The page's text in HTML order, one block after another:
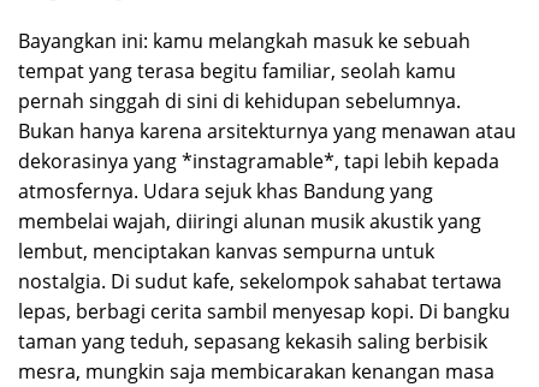
Bayangkan ini: kamu melangkah masuk ke sebuah
tempat yang terasa begitu familiar, seolah kamu
pernah singgah di sini di kehidupan sebelumnya.
Bukan hanya karena arsitekturnya yang menawan atau
dekorasinya yang *instagramable*, tapi lebih kepada
atmosfernya. Udara sejuk khas Bandung yang
membelai wajah, diiringi alunan musik akustik yang
lembut, menciptakan kanvas sempurna untuk
nostalgia. Di sudut kafe, sekelompok sahabat tertawa
lepas, berbagi cerita sambil menyesap kopi. Di bangku
taman yang teduh, sepasang kekasih saling berbisik
mesra, mungkin saja membicarakan kenangan masa